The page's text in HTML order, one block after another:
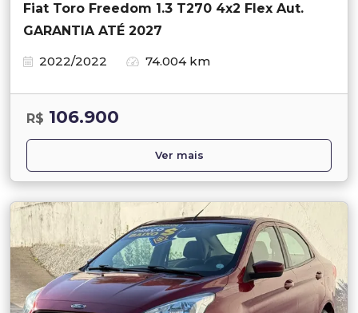
Fiat Toro Freedom 1.3 T270 4x2 Flex Aut.
GARANTIA ATÉ 2027
2022/2022
74.004 km
R$ 106.900
Ver mais